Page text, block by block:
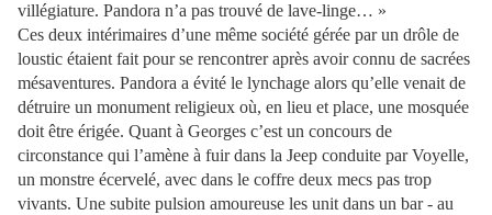
villégiature. Pandora n’a pas trouvé de lave-linge… »
Ces deux intérimaires d’une même société gérée par un drôle de
loustic étaient fait pour se rencontrer après avoir connu de sacrées
mésaventures. Pandora a évité le lynchage alors qu’elle venait de
détruire un monument religieux où, en lieu et place, une mosquée
doit être érigée. Quant à Georges c’est un concours de
circonstance qui l’amène à fuir dans la Jeep conduite par Voyelle,
un monstre écervelé, avec dans le coffre deux mecs pas trop
vivants. Une subite pulsion amoureuse les unit dans un bar - au